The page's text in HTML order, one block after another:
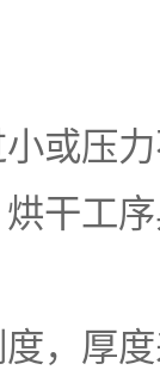
或压
干工
，厚